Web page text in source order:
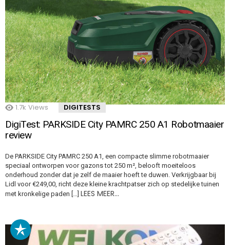
1.7k Views DIGITESTS
DigiTest: PARKSIDE City PAMRC 250 A1 Robotmaaier
review
De PARKSIDE City PAMRC 250 A1, een compacte slimme robotmaaier
speciaal ontworpen voor gazons tot 250 m², belooft moeiteloos
onderhoud zonder dat je zelf de maaier hoeft te duwen. Verkrijgbaar bij
Lidl voor €249,00, richt deze kleine krachtpatser zich op stedelijke tuinen
met kronkelige paden […] LEES MEER…